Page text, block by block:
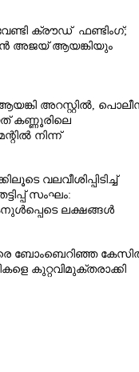
ക്രൗഡ് ഫണ്ടിംഗ്;
അജയ് ആയങ്കിയും
അറസ്റ്റിൽ,
കണ്ണൂരിലെ
നിന്ന്
വലവീശിപ്പിടിച്ച്
സംഘം:
ലക്ഷങ്ങൾ
ബോംബെറിഞ്ഞ
കുറ്റവിമുക്തരാക്കി